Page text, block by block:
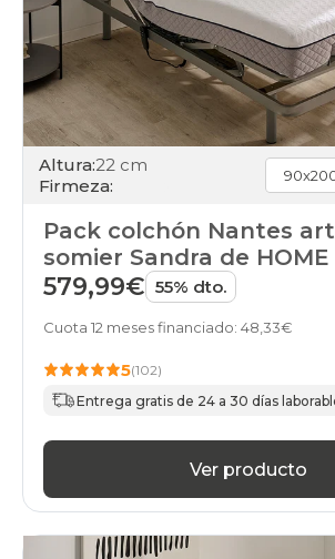
Altura:22 cm
Firmeza:
Pack colchón Nantes
somier Sandra de HOME
579,99€ 55% dto.
Cuota 12 meses financiado: 48,33€
5(102)
Entrega gratis de 24 a 30 días
Ver producto